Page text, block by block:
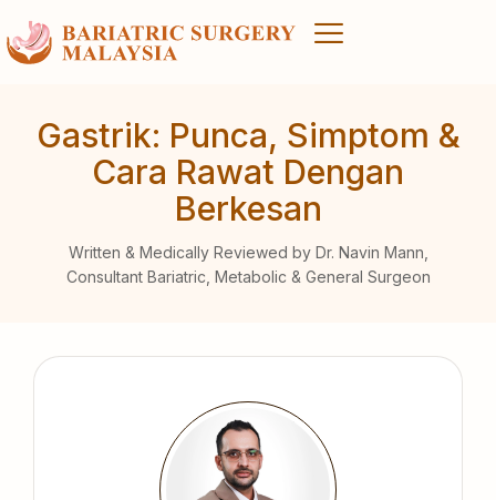
Gastrik: Punca, Simptom &
Cara Rawat Dengan
Berkesan
Written & Medically Reviewed by Dr. Navin Mann,
Consultant Bariatric, Metabolic & General Surgeon